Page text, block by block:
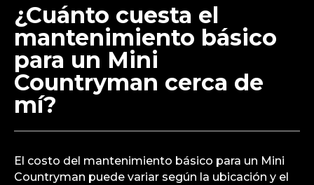
¿Cuánto cuesta el
mantenimiento básico
para un Mini
Countryman cerca de
mí?
El costo del mantenimiento básico para un Mini
Countryman puede variar según la ubicación y el